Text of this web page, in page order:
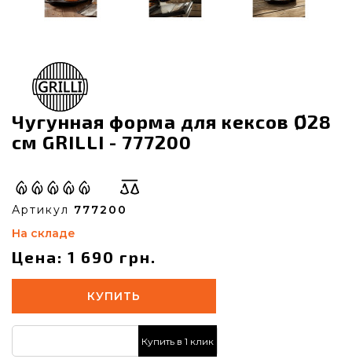
Чугунная форма для кексов Ø28
см GRILLI - 777200
Артикул 777200
На складе
Цена: 1 690 грн.
КУПИТЬ
Купить в 1 клик